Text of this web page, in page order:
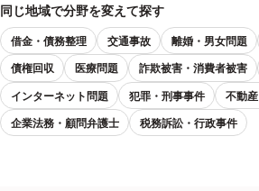
同じ地域で分野を変えて探す
借金・債務整理 交通事故 離婚・男女問題
債権回収
医療問題 詐欺被害・消費者被害
インターネット問題
犯罪・刑事事件
不動
企業法務・顧問弁護士
税務訴訟・行政事件